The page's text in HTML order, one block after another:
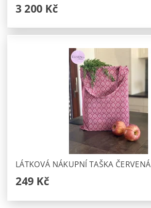
3 200 Kč
LÁTKOVÁ NÁKUPNÍ TAŠKA ČERVENÁ
249 Kč